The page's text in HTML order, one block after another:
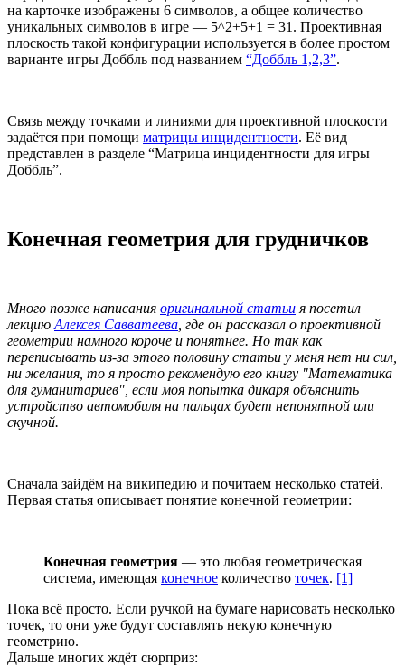
на карточке изображены 6 символов, а общее количество
уникальных символов в игре — 5^2+5+1 = 31. Проективная
плоскость такой конфигурации используется в более простом
варианте игры Доббль под названием “Доббль 1,2,3”.
Связь между точками и линиями для проективной плоскости
задаётся при помощи матрицы инцидентности. Её вид
представлен в разделе “Матрица инцидентности для игры
Доббль”.
Конечная геометрия для грудничков
Много позже написания оригинальной статьи я посетил
лекцию Алексея Савватеева , где он рассказал о проективной
геометрии намного короче и понятнее. Но так как
переписывать из-за этого половину статьи у меня нет ни сил,
ни желания, то я просто рекомендую его книгу "Математика
для гуманитариев", если моя попытка дикаря объяснить
устройство автомобиля на пальцах будет непонятной или
скучной.
Сначала зайдём на википедию и почитаем несколько статей.
Первая статья описывает понятие конечной геометрии:
Конечная геометрия — это любая геометрическая
система, имеющая конечное количество точек. [1]
Пока всё просто. Если ручкой на бумаге нарисовать несколько
точек, то они уже будут составлять некую конечную
геометрию.
Дальше многих ждёт сюрприз: